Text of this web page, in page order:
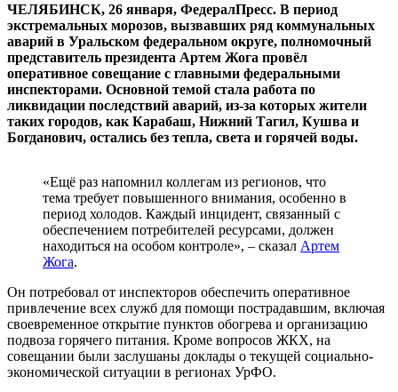
ЧЕЛЯБИНСК, 26 января, ФедералПресс. В период
экстремальных морозов, вызвавших ряд коммунальных
аварий в Уральском федеральном округе, полномочный
представитель президента Артем Жога провёл
оперативное совещание с главными федеральными
инспекторами. Основной темой стала работа по
ликвидации последствий аварий, из-за которых жители
таких городов, как Карабаш, Нижний Тагил, Кушва и
Богданович, остались без тепла, света и горячей воды.
«Ещё раз напомнил коллегам из регионов, что
тема требует повышенного внимания, особенно в
период холодов. Каждый инцидент, связанный с
обеспечением потребителей ресурсами, должен
находиться на особом контроле», – сказал Артем
Жога.
Он потребовал от инспекторов обеспечить оперативное
привлечение всех служб для помощи пострадавшим, включая
своевременное открытие пунктов обогрева и организацию
подвоза горячего питания. Кроме вопросов ЖКХ, на
совещании были заслушаны доклады о текущей социально-
экономической ситуации в регионах УрФО.